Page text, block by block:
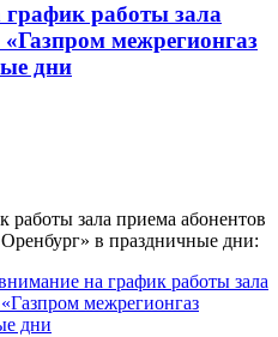
работы зала
межрегионгаз
дни
зала приема абонентов
в праздничные дни:
на график работы зала
межрегионгаз
дни